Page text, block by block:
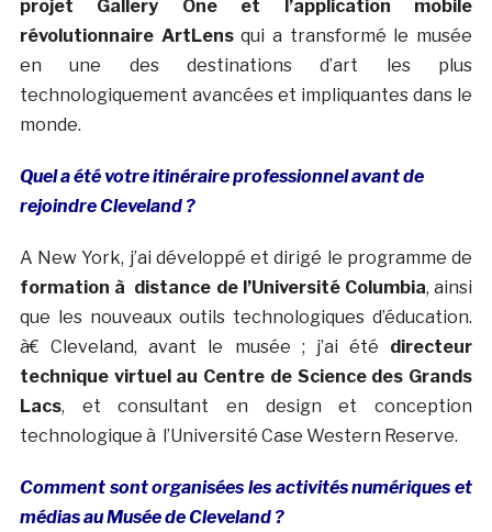
projet Gallery One et l’application mobile
révolutionnaire ArtLensqui a transformé le musée
en une des destinations d’art les plus
technologiquement avancées et impliquantes dans le
monde.
Quel a été votre itinéraire professionnel avant de
rejoindre Cleveland ?
A New York, j’ai développé et dirigé le programme de
formation à distance de l’Université Columbia, ainsi
que les nouveaux outils technologiques d’éducation.
à€ Cleveland, avant le musée ; j’ai été directeur
technique virtuel au Centre de Science des Grands
Lacs, et consultant en design et conception
technologique à l’Université Case Western Reserve.
Comment sont organisées les activités numériques et
médias au Musée de Cleveland ?